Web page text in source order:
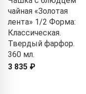
чайная «Золотая
лента» 1/2 Форма:
Классическая.
Твердый фарфор.
360 мл.
3 835 ₽